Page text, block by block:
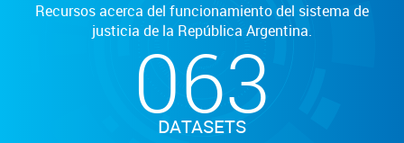
Recursos acerca del funcionamiento del sistema de
justicia de la República Argentina.
063
DATASETS